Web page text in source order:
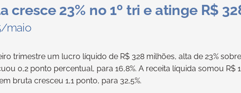
cresce 23% no 1º tri e atinge R$
maio
trimestre um lucro líquido de R$ 328 milhões, alta de 23%
0,2 ponto percentual, para 16,8%. A receita líquida somou R$
bruta cresceu 1,1 ponto, para 32,5%.